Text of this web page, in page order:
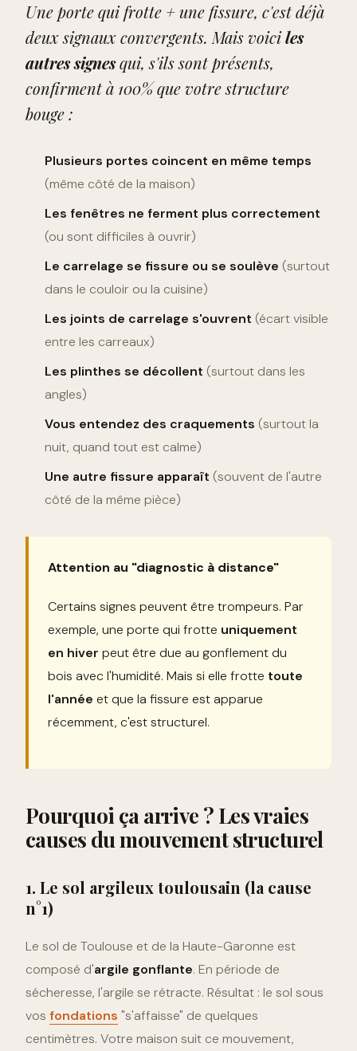
Une porte qui frotte + une fissure, c'est déjà
deux signaux convergents. Mais voiciles
autres signesqui, s'ils sont présents,
confirment à 100% que votre structure
bouge :
Plusieurs portes coincent en même temps
(même côté de la maison)
Les fenêtres ne ferment plus correctement
(ou sont difficiles à ouvrir)
Le carrelage se fissure ou se soulève (surtout
dans le couloir ou la cuisine)
Les joints de carrelage s'ouvrent (écart visible
entre les carreaux)
Les plinthes se décollent (surtout dans les
angles)
Vous entendez des craquements (surtout la
nuit, quand tout est calme)
Une autre fissure apparaît (souvent de l'autre
côté de la même pièce)
Attention au "diagnostic à distance"
Certains signes peuvent être trompeurs. Par
exemple, une porte qui frotte uniquement
en hiver peut être due au gonflement du
bois avec l'humidité. Mais si elle frotte toute
l'année et que la fissure est apparue
récemment, c'est structurel.
Pourquoi ça arrive ? Les vraies
causes du mouvement structurel
1. Le sol argileux toulousain (la cause
n°1)
Le sol de Toulouse et de la Haute-Garonne est
composé d'argile gonflante. En période de
sécheresse, l'argile se rétracte. Résultat : le sol sous
vos fondations "s'affaisse" de quelques
centimètres. Votre maison suit ce mouvement,